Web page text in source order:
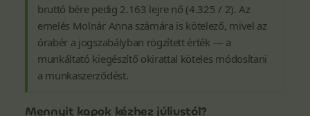
bruttó bére pedig 2.163 lejre nő (4.325 / 2). Az
emelés Molnár Anna számára is kötelező, mivel az
órabér a jogszabályban rögzített érték — a
munkáltató kiegészítő okirattal köteles módosítani
a munkaszerződést.
Mennyit kapok kézhez júliustól?